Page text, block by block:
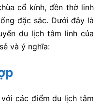
cổ kính, đền thờ linh
đặc sắc. Dưới đây là
du lịch tâm linh của
và ý nghĩa:
các điểm du lịch tâm